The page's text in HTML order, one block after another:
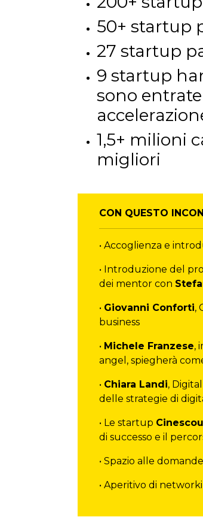
50+ startup
27 startup
9 startup
sono
1,5+ milioni
migliori
CON QUESTO
• Accoglienza e
• Introduzione del
dei mentor con
• Giovanni Conforti,
business
• Michele Franzese,
angel, spiegherà
• Chiara Landi,
delle strategie di
• Le startup
di successo e il
• Spazio alle
• Aperitivo di